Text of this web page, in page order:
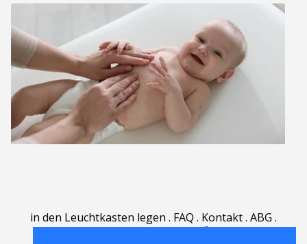
in den Leuchtkasten legen . FAQ . Kontakt. ABG .